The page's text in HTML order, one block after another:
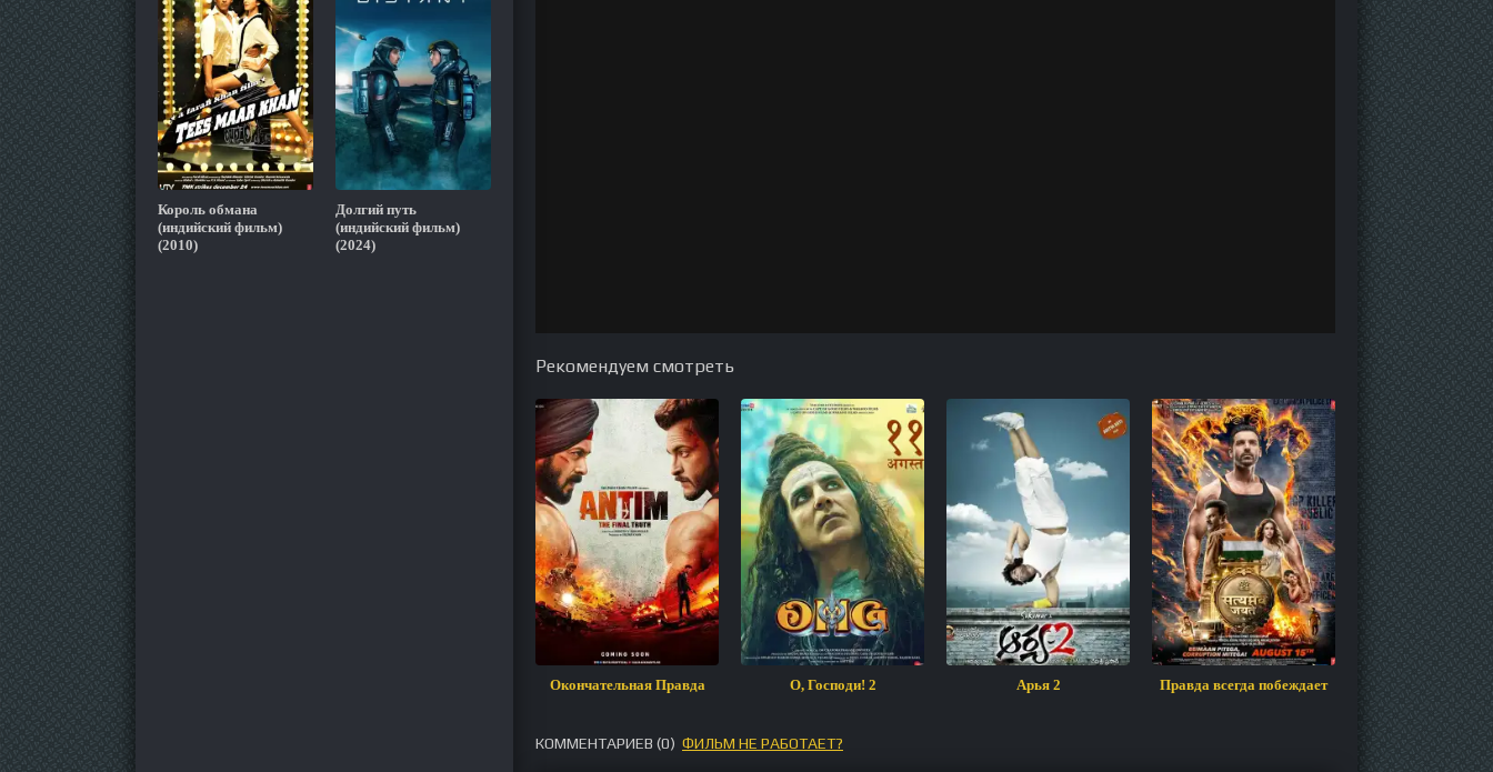
Рекомендуем смотреть
Окончательная Правда О, Господи! 2 Арья 2 Правда всегда побеждает
Самый
преступник
КОММЕНТАРИЕВ (0) ФИЛЬМ НЕ РАБОТАЕТ?
Король обмана
(индийский фильм)
(2010)
Долгий путь
(индийский фильм)
(2024)